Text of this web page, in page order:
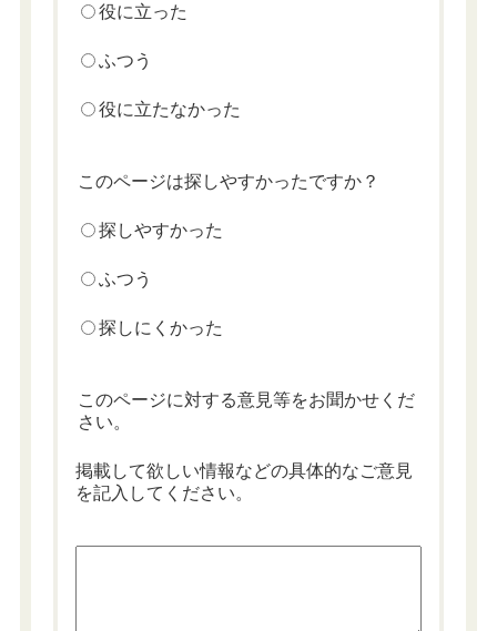
役に立った
ふつう
役に立たなかった
このページは探しやすかったですか？
探しやすかった
ふつう
探しにくかった
このページに対する意見等をお聞かせくだ
さい。
掲載して欲しい情報などの具体的なご意見
を記入してください。